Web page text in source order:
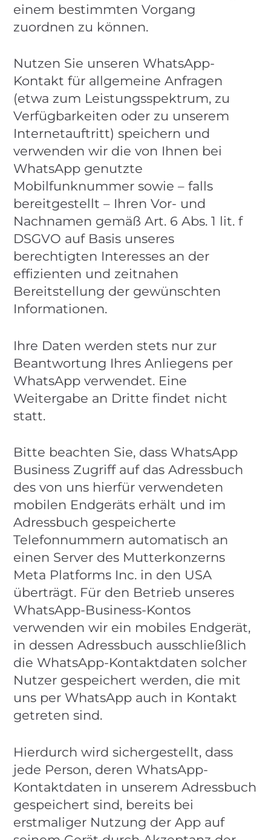
einem bestimmten Vorgang
zuordnen zu können.
Nutzen Sie unseren WhatsApp-
Kontakt für allgemeine Anfragen
(etwa zum Leistungsspektrum, zu
Verfügbarkeiten oder zu unserem
Internetauftritt) speichern und
verwenden wir die von Ihnen bei
WhatsApp genutzte
Mobilfunknummer sowie – falls
bereitgestellt – Ihren Vor- und
Nachnamen gemäß Art. 6 Abs. 1 lit. f
DSGVO auf Basis unseres
berechtigten Interesses an der
effizienten und zeitnahen
Bereitstellung der gewünschten
Informationen.
Ihre Daten werden stets nur zur
Beantwortung Ihres Anliegens per
WhatsApp verwendet. Eine
Weitergabe an Dritte findet nicht
statt.
Bitte beachten Sie, dass WhatsApp
Business Zugriff auf das Adressbuch
des von uns hierfür verwendeten
mobilen Endgeräts erhält und im
Adressbuch gespeicherte
Telefonnummern automatisch an
einen Server des Mutterkonzerns
Meta Platforms Inc. in den USA
überträgt. Für den Betrieb unseres
WhatsApp-Business-Kontos
verwenden wir ein mobiles Endgerät,
in dessen Adressbuch ausschließlich
die WhatsApp-Kontaktdaten solcher
Nutzer gespeichert werden, die mit
uns per WhatsApp auch in Kontakt
getreten sind.
Hierdurch wird sichergestellt, dass
jede Person, deren WhatsApp-
Kontaktdaten in unserem Adressbuch
gespeichert sind, bereits bei
erstmaliger Nutzung der App auf